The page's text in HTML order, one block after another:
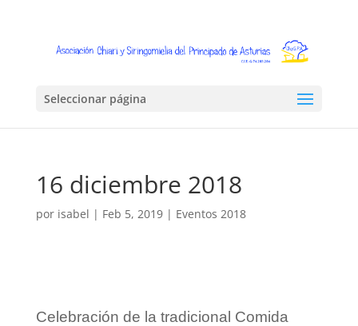
Seleccionar página
16 diciembre 2018
por isabel | Feb 5, 2019| Eventos 2018
Celebración de la tradicional Comida